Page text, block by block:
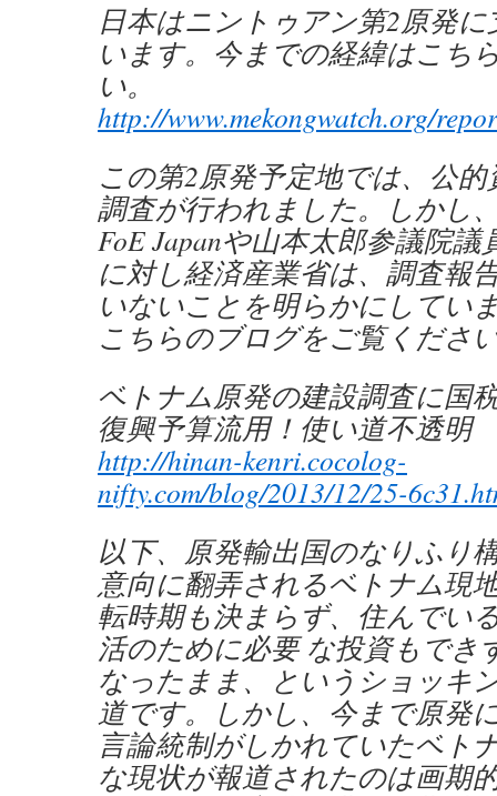
日本はニントゥアン第2原発
います。今までの経緯はこち
い。
http://www.mekongwatch.org/
この第2原発予定地では、公
調査が行われました。しかし
FoE Japanや山本太郎参議院
に対し経済産業省は、調査報
いないことを明らかにしてい
こちらのブログをご覧くださ
ベトナム原発の建設調査に
復興予算流用！使い道不透明
http://hinan-kenri.cocolog-
nifty.com/blog/2013/12/25-
以下、原発輸出国のなりふり
意向に翻弄されるベトナム現
転時期も決まらず、住んでい
活のために必要 な投資もでき
なったまま、というショッキ
道です。しかし、今まで原発
言論統制がしかれていたベト
な現状が報道されたのは画期